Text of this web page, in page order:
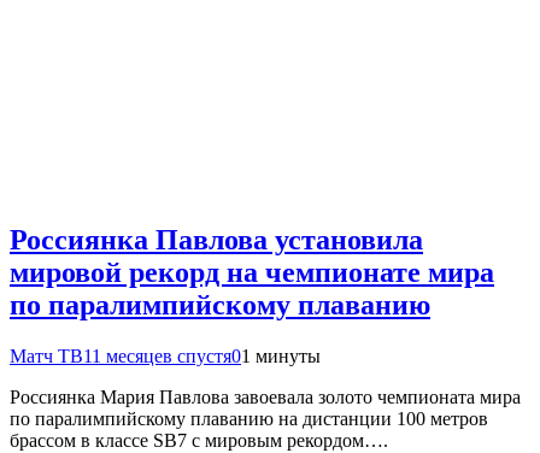
Россиянка Павлова установила
мировой рекорд на чемпионате мира
по паралимпийскому плаванию
Матч ТВ11 месяцев спустя01 минуты
Россиянка Мария Павлова завоевала золото чемпионата мира
по паралимпийскому плаванию на дистанции 100 метров
брассом в классе SB7 с мировым рекордом….